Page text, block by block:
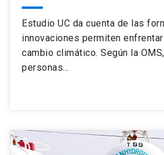
Estudio UC da cuenta de las
innovaciones permiten
cambio climático. Según la
personas…